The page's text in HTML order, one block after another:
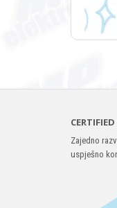
Zajedno
uspješno